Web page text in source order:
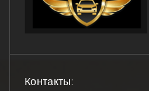
Контакты: